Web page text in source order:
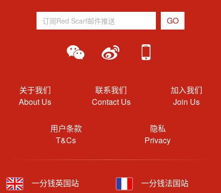
关于我们
About Us
联系我们
Contact Us
加入我们
Join Us
用户条款
T&Cs
隐私
Privacy
一分钱英国站 一分钱法国站